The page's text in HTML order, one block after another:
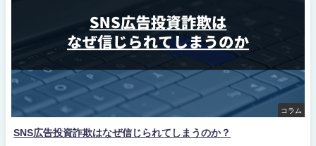
コラム
SNS広告投資詐欺はなぜ信じられてしまうのか？